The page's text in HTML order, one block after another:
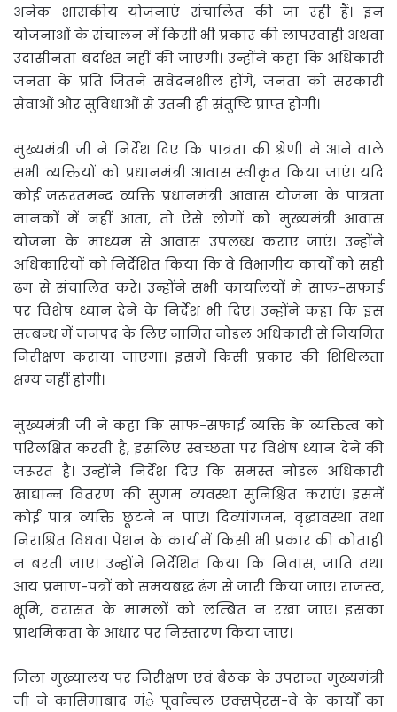
अनेक शासकीय योजनाएं संचालित की जा रही हैं। इन
योजनाओं के संचालन में किसी भी प्रकार की लापरवाही अथवा
उदासीनता बर्दाश्त नहीं की जाएगी। उन्होंने कहा कि अधिकारी
जनता के प्रति जितने संवेदनशील होंगे, जनता को सरकारी
सेवाओं और सुविधाओं से उतनी ही संतुष्टि प्राप्त होगी।
मुख्यमंत्री जी ने निर्देश दिए कि पात्रता की श्रेणी मे आने वाले
सभी व्यक्तियों को प्रधानमंत्री आवास स्वीकृत किया जाएं। यदि
कोई जरूरतमन्द व्यक्ति प्रधानमंत्री आवास योजना के पात्रता
मानकों में नहीं आता, तो ऐसे लोगों को मुख्यमंत्री आवास
योजना के माध्यम से आवास उपलब्ध कराए जाएं। उन्होंने
अधिकारियों को निर्देशित किया कि वे विभागीय कार्याें को सही
ढंग से संचालित करें। उन्होंने सभी कार्यालयों मे साफ-सफाई
पर विशेष ध्यान देने के निर्देश भी दिए। उन्होंने कहा कि इस
सम्बन्ध में जनपद के लिए नामित नोडल अधिकारी से नियमित
निरीक्षण कराया जाएगा। इसमें किसी प्रकार की शिथिलता
क्षम्य नहीं होगी।
मुख्यमंत्री जी ने कहा कि साफ-सफाई व्यक्ति के व्यक्तित्व को
परिलक्षित करती है, इसलिए स्वच्छता पर विशेष ध्यान देने की
जरूरत है। उन्होंने निर्देश दिए कि समस्त नोडल अधिकारी
खाद्यान्न वितरण की सुगम व्यवस्था सुनिश्चित कराएं। इसमें
कोई पात्र व्यक्ति छूटने न पाए। दिव्यांगजन, वृद्धावस्था तथा
निराश्रित विधवा पेंशन के कार्य में किसी भी प्रकार की कोताही
न बरती जाए। उन्होंने निर्देशित किया कि निवास, जाति तथा
आय प्रमाण-पत्रों को समयबद्ध ढंग से जारी किया जाए। राजस्व,
भूमि, वरासत के मामलों को लम्बित न रखा जाए। इसका
प्राथमिकता के आधार पर निस्तारण किया जाए।
जिला मुख्यालय पर निरीक्षण एवं बैठक के उपरान्त मुख्यमंत्री
जी ने कासिमाबाद मंे पूर्वान्चल एक्सपे्रस-वे के कार्याें का